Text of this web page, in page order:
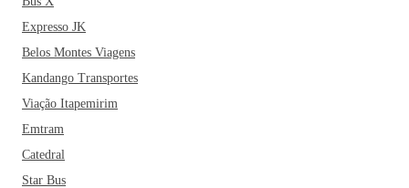
é uma ótima pedida para quem não perde um bom
churrasco. Afinal, por qualquer lugar que você ande na
cidade, vai identificar o cheirinho de churrasco pelo ar. O
espetinho, além de ser o que mais vende em Rondonópolis,
também é a opção favorita dos rondonopolitanos em
Expresso JK
Belos Montes Viagens
Kandango Transportes
Viação Itapemirim
Emtram
Catedral
Star Bus